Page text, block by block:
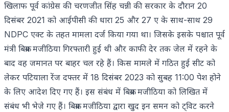
खिलाफ पूर्व कांग्रेस की चरणजीत सिंह चन्नी की सरकार के दौरान 20
दिसंबर 2021 को आईपीसी की धारा 25 और 27 ए के साथ-साथ 29
NDPC एक्ट के तहत मामला दर्ज किया गया था। जिसके इसके पश्चात पूर्व
मंत्री बिक्रम मजीठिया गिरफ्तारी हुई थी और काफी देर तक जेल में रहने के
बाद वह जमानत पर बाहर चल रहे हैं। किस मामले में गठित हुई सीट को
लेकर पटियाला रेंज दफ्तर में 18 दिसंबर 2023 को सुबह 11:00 पेश होने
के लिए आदेश दिए गए हैं। इस संबंध में बिक्रम मजीठिया को लिखित में
संबंध भी भेजे गए हैं। बिक्रम मजीठिया द्वारा खुद इन समन को ट्विट करने